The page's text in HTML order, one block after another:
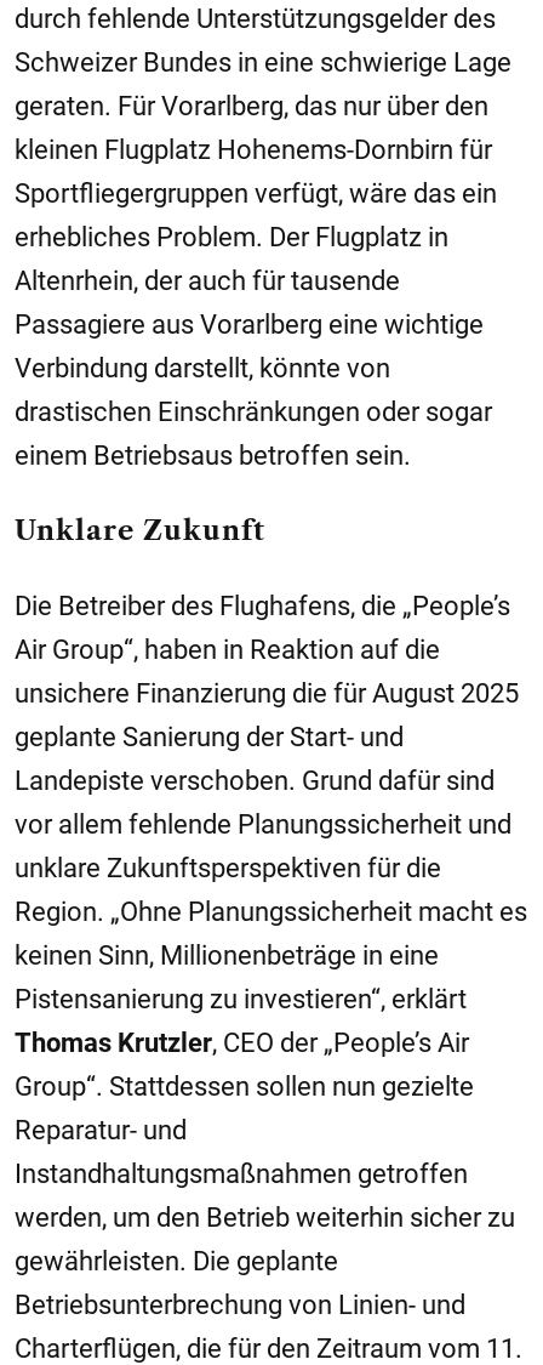
durch fehlende Unterstützungsgelder des
Schweizer Bundes in eine schwierige Lage
geraten. Für Vorarlberg, das nur über den
kleinen Flugplatz Hohenems-Dornbirn für
Sportfliegergruppen verfügt, wäre das ein
erhebliches Problem. Der Flugplatz in
Altenrhein, der auch für tausende
Passagiere aus Vorarlberg eine wichtige
Verbindung darstellt, könnte von
drastischen Einschränkungen oder sogar
einem Betriebsaus betroffen sein.
Unklare Zukunft
Die Betreiber des Flughafens, die „People’s
Air Group“, haben in Reaktion auf die
unsichere Finanzierung die für August 2025
geplante Sanierung der Start- und
Landepiste verschoben. Grund dafür sind
vor allem fehlende Planungssicherheit und
unklare Zukunftsperspektiven für die
Region. „Ohne Planungssicherheit macht es
keinen Sinn, Millionenbeträge in eine
Pistensanierung zu investieren“, erklärt
Thomas Krutzler, CEO der „People’s Air
Group“. Stattdessen sollen nun gezielte
Reparatur- und
Instandhaltungsmaßnahmen getroffen
werden, um den Betrieb weiterhin sicher zu
gewährleisten. Die geplante
Betriebsunterbrechung von Linien- und
Charterflügen, die für den Zeitraum vom 11.